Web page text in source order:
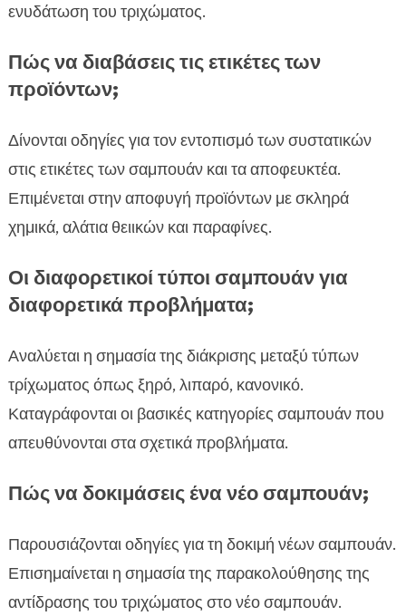
ενυδάτωση του τριχώματος.
Πώς να διαβάσεις τις ετικέτες των
προϊόντων;
Δίνονται οδηγίες για τον εντοπισμό των συστατικών
στις ετικέτες των σαμπουάν και τα αποφευκτέα.
Επιμένεται στην αποφυγή προϊόντων με σκληρά
χημικά, αλάτια θειικών και παραφίνες.
Οι διαφορετικοί τύποι σαμπουάν για
διαφορετικά προβλήματα;
Αναλύεται η σημασία της διάκρισης μεταξύ τύπων
τρίχωματος όπως ξηρό, λιπαρό, κανονικό.
Καταγράφονται οι βασικές κατηγορίες σαμπουάν που
απευθύνονται στα σχετικά προβλήματα.
Πώς να δοκιμάσεις ένα νέο σαμπουάν;
Παρουσιάζονται οδηγίες για τη δοκιμή νέων σαμπουάν.
Επισημαίνεται η σημασία της παρακολούθησης της
αντίδρασης του τριχώματος στο νέο σαμπουάν.